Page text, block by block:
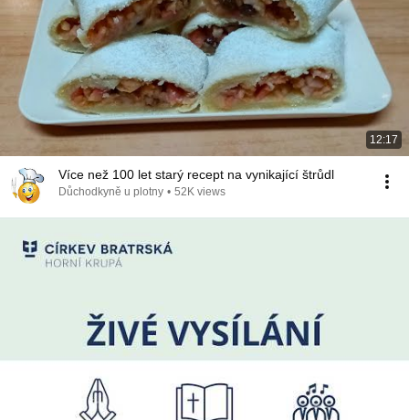
12:17
Více než 100 let starý recept na vynikající štrůdl
Důchodkyně u plotny • 52K views